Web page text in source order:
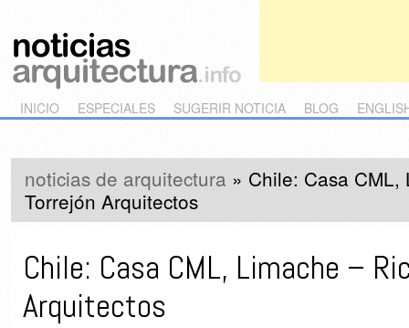
Main menu
Skip to primary content
Skip to secondary content
INICIO ESPECIALES SUGERIR NOTICIA BLOG
noticias de arquitectura » Chile: Casa CML,
Torrejón Arquitectos
Chile: Casa CML, Limache –
Arquitectos